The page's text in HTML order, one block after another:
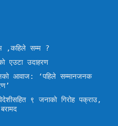
,कहिले सम्म ?
एउटा उदाहरण
आवाज: ‘पहिले सम्मानजनक
९ जनाको गिरोह पक्राउ,